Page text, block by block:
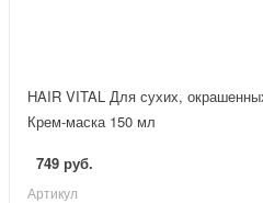
HAIR VITAL Для сухих,
Крем-маска 150 мл
749 руб.
Артикул